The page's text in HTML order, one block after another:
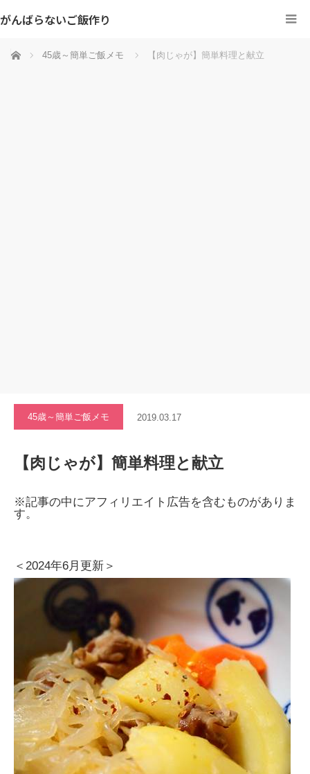
がんばらないご飯作り
ホーム 45歳～簡単ご飯メモ 【肉じゃが】簡単料理と献立
45歳～簡単ご飯メモ 2019.03.17
【肉じゃが】簡単料理と献立
※記事の中にアフィリエイト広告を含むものがありま
す。
＜2024年6月更新＞